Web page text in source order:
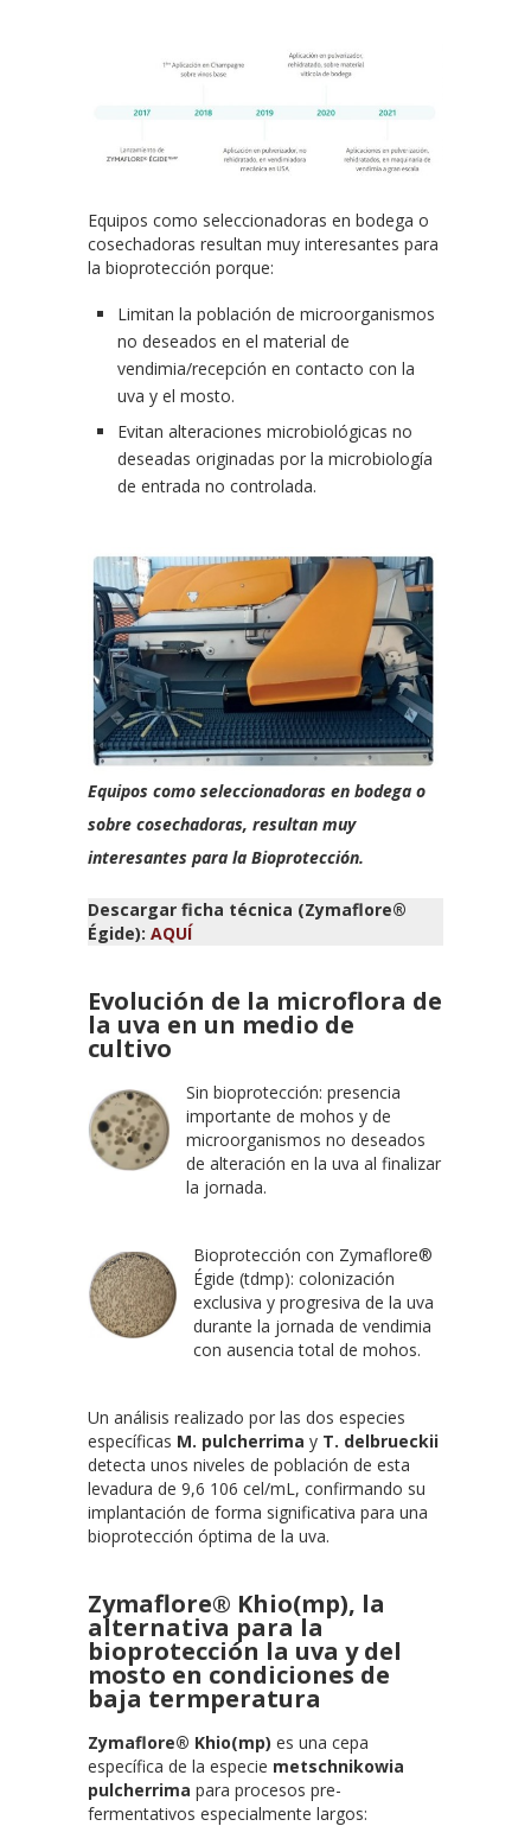
Equipos como seleccionadoras en bodega o
cosechadoras resultan muy interesantes para
la bioprotección porque:
Limitan la población de microorganismos
no deseados en el material de
vendimia/recepción en contacto con la
uva y el mosto.
Evitan alteraciones microbiológicas no
deseadas originadas por la microbiología
de entrada no controlada.
Equipos como seleccionadoras en bodega o
sobre cosechadoras, resultan muy
interesantes para la Bioprotección.
Descargar ficha técnica (Zymaflore®
Égide): AQUÍ
Evolución de la microflora de
la uva en un medio de
cultivo
Sin bioprotección: presencia
importante de mohos y de
microorganismos no deseados
de alteración en la uva al finalizar
la jornada.
Bioprotección con Zymaflore®
Égide (tdmp): colonización
exclusiva y progresiva de la uva
durante la jornada de vendimia
con ausencia total de mohos.
Un análisis realizado por las dos especies
específicas M. pulcherrima y T. delbrueckii
detecta unos niveles de población de esta
levadura de 9,6 106 cel/mL, confirmando su
implantación de forma significativa para una
bioprotección óptima de la uva.
Zymaflore® Khio(mp), la
alternativa para la
bioprotección la uva y del
mosto en condiciones de
baja termperatura
Zymaflore® Khio(mp) es una cepa
específica de la especie metschnikowia
pulcherrima para procesos pre-
fermentativos especialmente largos: